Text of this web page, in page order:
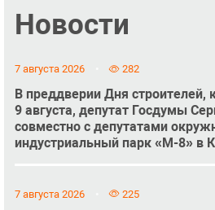
Новости
7 августа 2026 282
В преддверии Дня строителей,
9 августа, депутат Госдумы
совместно с депутатами
индустриальный парк «М-8» в
7 августа 2026 225